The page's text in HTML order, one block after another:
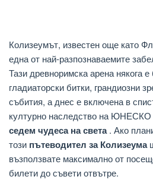
Колизеумът, известен още като
една от най-разпознаваемите
Тази древноримска арена някога
гладиаторски битки, грандиозни
събития, а днес е включена в
културно наследство на ЮНЕСКО
седем чудеса на света. Ако
този пътеводител за Колизеума
възползвате максимално от
билети до съвети отвътре.